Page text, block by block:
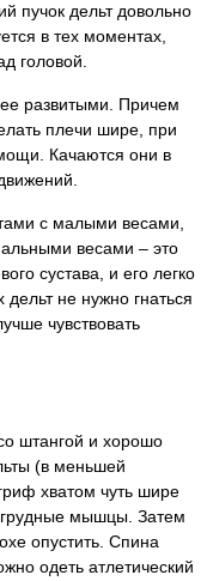
пучок дельт довольно
в тех моментах,
головой.
развитыми. Причем
плечи шире, при
Качаются они в
с малыми весами,
весами – это
сустава, и его легко
не нужно гнаться
чувствовать
штангой и хорошо
(в меньшей
хватом чуть шире
грудные мышцы. Затем
опустить. Спина
одеть атлетический